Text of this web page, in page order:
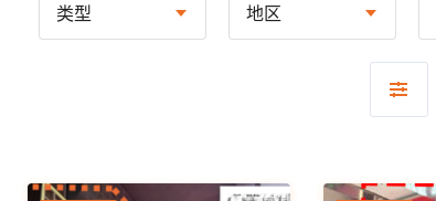
类型 地区